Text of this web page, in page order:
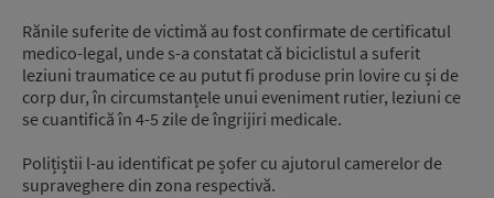
Rănile suferite de victimă au fost confirmate de certificatul
medico-legal, unde s-a constatat că biciclistul a suferit
leziuni traumatice ce au putut fi produse prin lovire cu și de
corp dur, în circumstanțele unui eveniment rutier, leziuni ce
se cuantifică în 4-5 zile de îngrijiri medicale.
Polițiștii l-au identificat pe șofer cu ajutorul camerelor de
supraveghere din zona respectivă.